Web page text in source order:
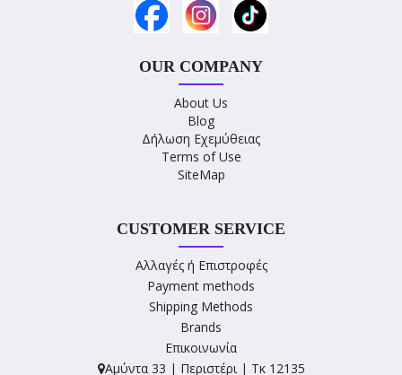
OUR COMPANY
About Us
Blog
Δήλωση Εχεμύθειας
Terms of Use
SiteMap
CUSTOMER SERVICE
Αλλαγές ή Επιστροφές
Payment methods
Shipping Methods
Brands
Επικοινωνία
Αμύντα 33 | Περιστέρι | Τκ 12135